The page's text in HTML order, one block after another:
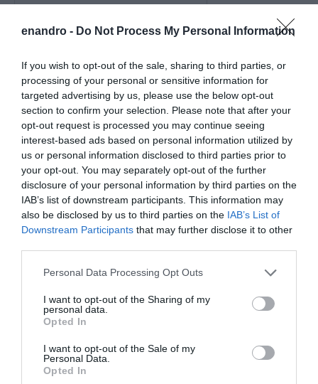
enandro - Do Not Process My Personal Information
If you wish to opt-out of the sale, sharing to third parties, or
processing of your personal or sensitive information for
targeted advertising by us, please use the below opt-out
section to confirm your selection. Please note that after your
opt-out request is processed you may continue seeing
interest-based ads based on personal information utilized by
us or personal information disclosed to third parties prior to
your opt-out. You may separately opt-out of the further
disclosure of your personal information by third parties on the
IAB’s list of downstream participants. This information may
also be disclosed by us to third parties on the IAB’s List of
Downstream Participants that may further disclose it to other
Please note that this website/app uses one or more Google
not limited to your visit or usage behaviour. You may click to
grant or deny consent to Google and its third-party tags to
use your data for below specified purposes in below Google
consent section.
Personal Data Processing Opt Outs
I want to opt-out of the Sharing of my
personal data.
Opted In
I want to opt-out of the Sale of my
Personal Data.
Opted In